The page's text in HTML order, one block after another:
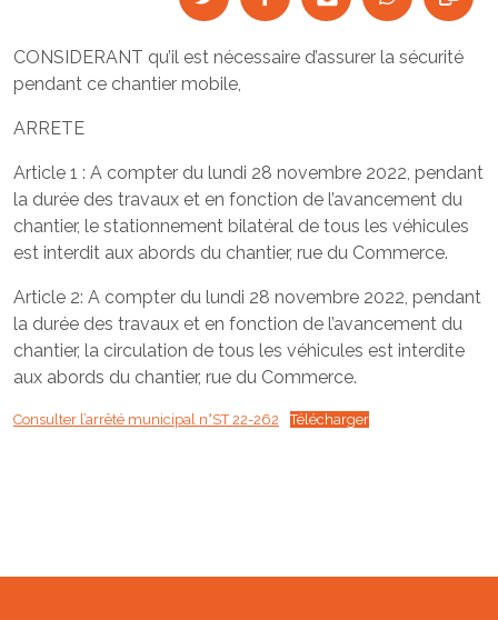
CONSIDERANT qu’il est nécessaire d’assurer la sécurité
pendant ce chantier mobile,
ARRETE
Article 1 : A compter du lundi 28 novembre 2022, pendant
la durée des travaux et en fonction de l’avancement du
chantier, le stationnement bilatéral de tous les véhicules
est interdit aux abords du chantier, rue du Commerce.
Article 2: A compter du lundi 28 novembre 2022, pendant
la durée des travaux et en fonction de l’avancement du
chantier, la circulation de tous les véhicules est interdite
aux abords du chantier, rue du Commerce.
Consulter l’arrêté municipal n°ST 22-262 Télécharger